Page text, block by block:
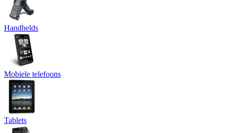
Handhelds
Mobiele telefoons
Tablets